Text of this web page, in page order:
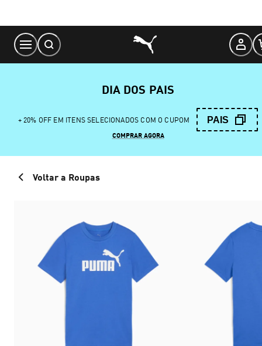
Content
DIA DOS PAIS
+ 20% OFF EM ITENS SELECIONADOS COM O CUPOM PAIS
COMPRAR AGORA
Voltar a Roupas